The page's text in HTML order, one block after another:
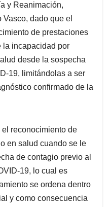
y Reanimación,
dado que el
de prestaciones
la incapacidad por
desde la sospecha
19, limitándolas a ser
confirmado de la
reconocimiento de
en salud cuando se le
de contagio previo al
19, lo cual es
se ordena dentro
y como consecuencia